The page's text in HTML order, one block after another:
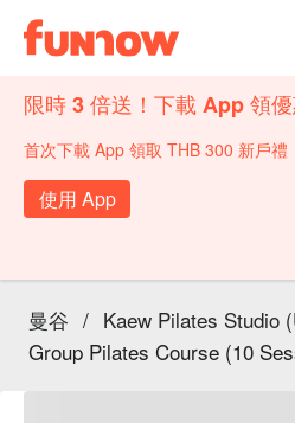
限時 3 倍送！下載 App 領優
首次下載 App 領取 THB 300 新戶禮
使用 App
曼谷 / Kaew Pilates Studio
Group Pilates Course (10